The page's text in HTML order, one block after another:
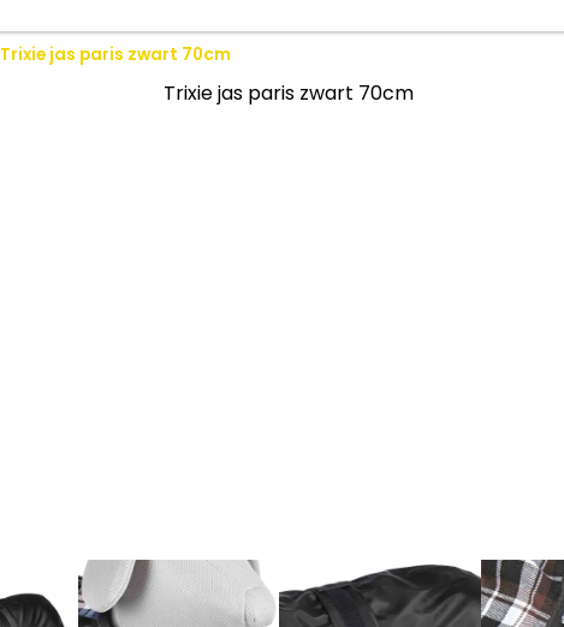
Trixie jas paris zwart 70cm